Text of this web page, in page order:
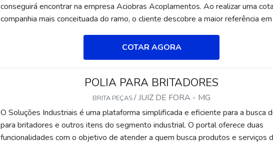
conseguirá encontrar na empresa Aciobras Acoplamentos. Ao realizar uma
companhia mais conceituada do ramo, o cliente descobre a maior referência
Acoplamentos o cliente recebe assertividade e atendimento a indústrias de
segmentos.ACOPLAMENTO DE FERRO PREÇO JUS...
COTAR AGORA
POLIA PARA BRITADORES
BRITA PEÇAS/ JUIZ DE FORA - MG
O Soluções Industriais é uma plataforma simplificada e eficiente para a busca
para britadores e outros itens do segmento industrial. O portal oferece duas
funcionalidades com o objetivo de atender a quem busca produtos e serviços